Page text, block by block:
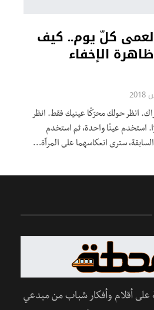
كلّ يوم.. كيف
الإخفاء
انظر حولك محرّكًا عينيك فقط. انظر
استخدم عينًا واحدة، ثم استخدم
سترى انعكاسهما على المرآة…
على أقلام وأفكار شباب من مبدعي